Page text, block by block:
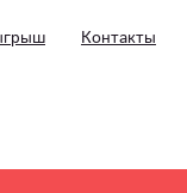
Контакты